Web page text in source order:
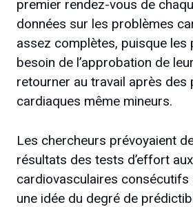
premier rendez-vous de
données sur les problèmes
assez complètes, puisque les
besoin de l’approbation de
retourner au travail après des
cardiaques même mineurs.
Les chercheurs prévoyaient
résultats des tests d’effort
cardiovasculaires
une idée du degré de